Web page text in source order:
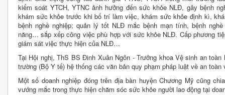
kiểm soát YTCH, YTNC ảnh hưởng đến sức khỏe NLĐ, gây bệnh
khám sức khỏe trước khi bố trí làm việc, khám sức khỏe định kì,
bệnh nghề nghiệp; quản lý tốt NLĐ mắc bệnh mạn tính, bệnh
năng… sắp xếp công việc phù hợp với sức khỏe NLĐ. Cấp phương
giám sát việc thực hiện của NLĐ…
Tại Hội nghị, ThS BS Đinh Xuân Ngôn - Trưởng khoa Vệ sinh an
trường (Bộ Y tế) hệ thống các văn bản quy phạm pháp luật về an toàn
Một số doanh nghiệp đóng trên địa bàn huyện Chương Mỹ cũng
vướng mắc trong thực hiện chăm sóc sức khỏe người lao động tại